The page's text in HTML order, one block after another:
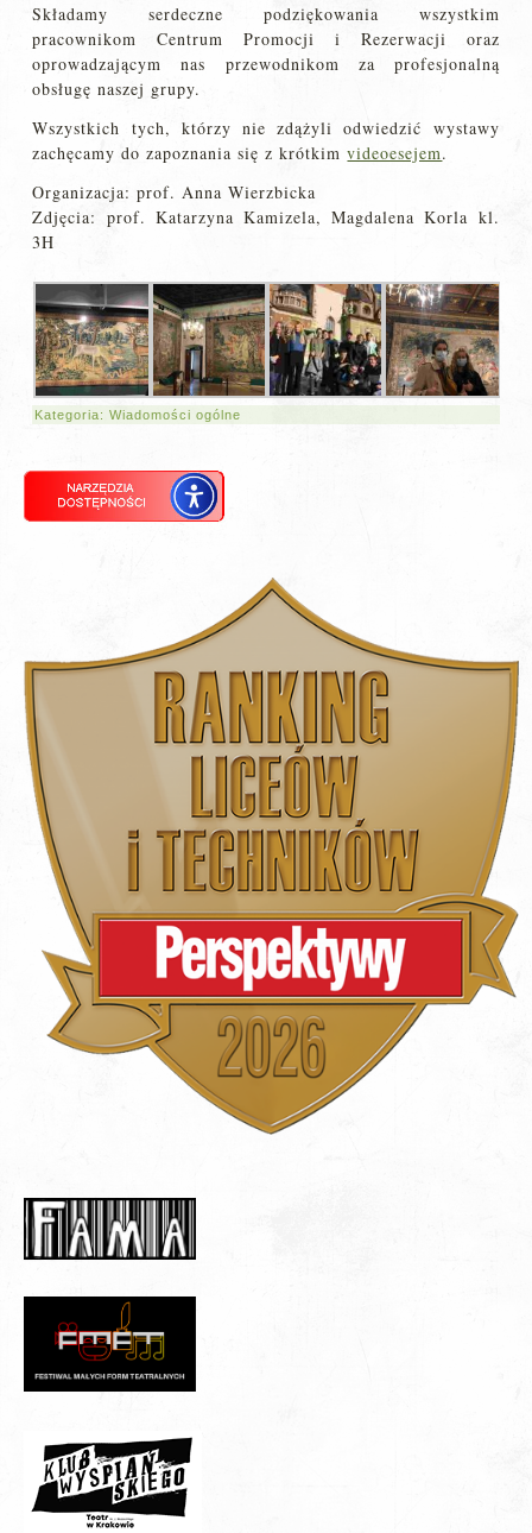
Składamy serdeczne podziękowania wszystkim
pracownikom Centrum Promocji i Rezerwacji oraz
oprowadzającym nas przewodnikom za profesjonalną
obsługę naszej grupy.
Wszystkich tych, którzy nie zdążyli odwiedzić wystawy
zachęcamy do zapoznania się z krótkimvideoesejem.
Organizacja: prof. Anna Wierzbicka
Zdjęcia: prof. Katarzyna Kamizela, Magdalena Korla kl.
3H
Kategoria:Wiadomości ogólne